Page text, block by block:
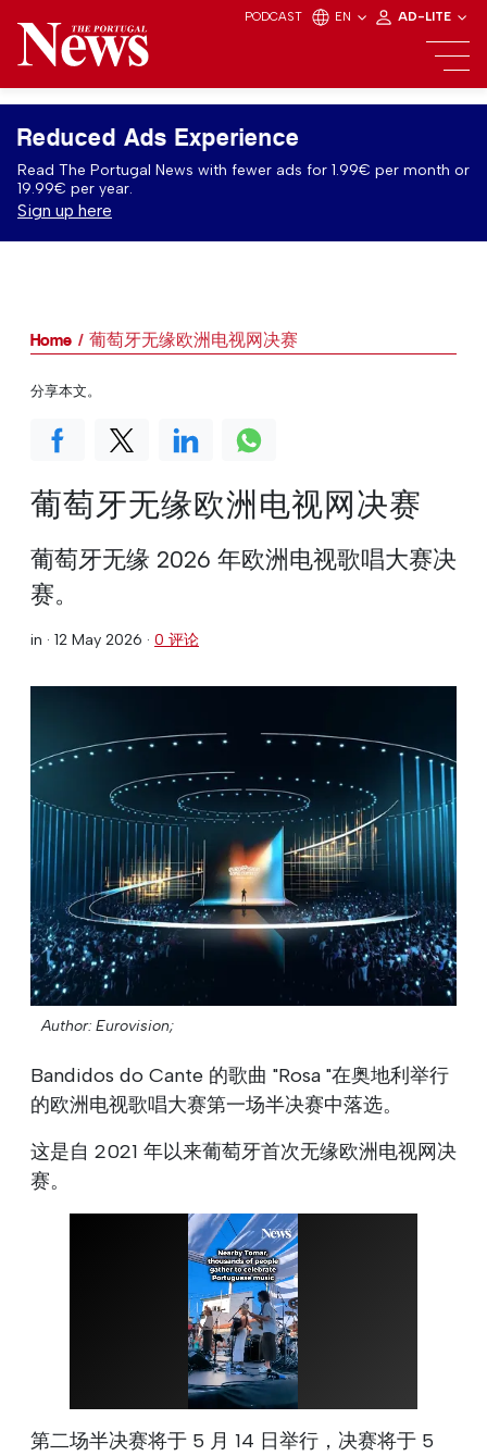
PODCAST EN AD-LITE
Reduced Ads Experience
Read The Portugal News with fewer ads for 1.99€ per month or
19.99€ per year.
Sign up here
Home 葡萄牙无缘欧洲电视网决赛
葡萄牙无缘欧洲电视网决赛
葡萄牙无缘 2026 年欧洲电视歌唱大赛决
赛。
in · 12 May 2026 · 0 评论
Author: Eurovision;
Bandidos do Cante 的歌曲 "Rosa "在奥地利举行
的欧洲电视歌唱大赛第一场半决赛中落选。
这是自 2021 年以来葡萄牙首次无缘欧洲电视网决
赛。
第二场半决赛将于 5 月 14 日举行，决赛将于 5
分享本文。